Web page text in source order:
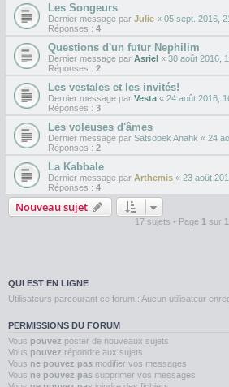
Les Songeurs
Dernier message par Julie « 05 sept. 2016,
Réponses : 4
Questions d'un futur Nephilim
Dernier message par Asriel « 30 août 2016,
Réponses : 2
Les vestales et les invités!
Dernier message par Vesta « 24 août 2016,
Réponses : 3
Les voleuses d'âmes
Dernier message par Satsobek Anahk « 24
Réponses : 2
La Kabbale
Dernier message par Arthemis « 23 août
Réponses : 4
Nouveau sujet
17 sujets • Page 1 sur 1
QUI EST EN LIGNE
Utilisateurs parcourant ce forum : Aucun utilisateur
PERMISSIONS DU FORUM
Vous pouvez poster de nouveaux sujets
Vous pouvez répondre aux sujets
Vous ne pouvez pas modifier vos messages
Vous ne pouvez pas supprimer vos messages